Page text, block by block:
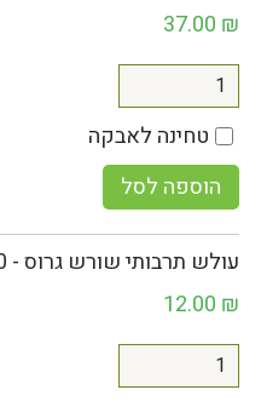
37.00 ₪
טחינה לאבקה
הוספה לסל
עולש תרבותי שורש גרוס - 50 גר
12.00 ₪